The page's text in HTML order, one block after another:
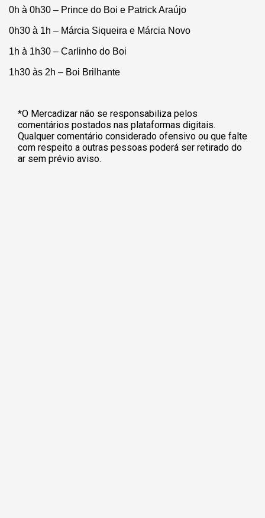
0h à 0h30 – Prince do Boi e Patrick Araújo
0h30 à 1h – Márcia Siqueira e Márcia Novo
1h à 1h30 – Carlinho do Boi
1h30 às 2h – Boi Brilhante
*O Mercadizar não se responsabiliza pelos
comentários postados nas plataformas digitais.
Qualquer comentário considerado ofensivo ou que falte
com respeito a outras pessoas poderá ser retirado do
ar sem prévio aviso.